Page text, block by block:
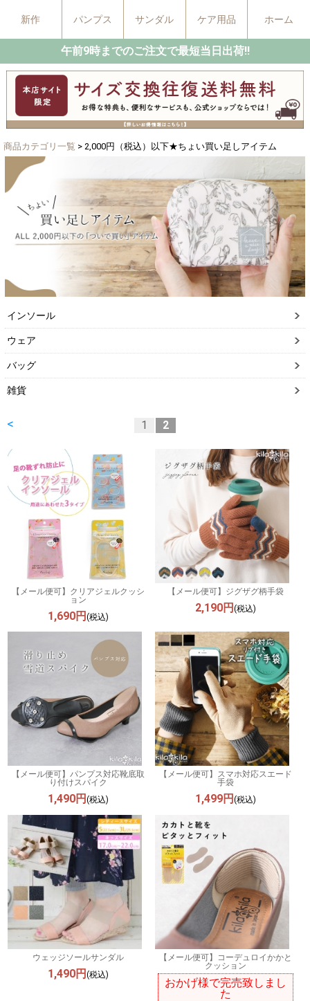
新作 パンプス サンダル ケア用品 ホーム
午前9時までのご注文で最短当日出荷!!
商品カテゴリ一覧 > 2,000円（税込）以下★ちょい買い足しアイテム
インソール
ウェア
バッグ
雑貨
< 1 2
【メール便可】クリアジェルクッシ
ョン
1,690円(税込)
【メール便可】ジグザグ柄手袋
2,190円 (税込)
【メール便可】パンプス対応靴底取
り付けスパイク
1,490円(税込)
【メール便可】スマホ対応スエード
手袋
1,499円 (税込)
ウェッジソールサンダル
1,490円(税込)
【メール便可】コーデュロイかかと
クッション
おかげ様で完売致しまし
た